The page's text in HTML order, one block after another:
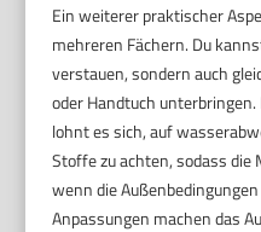
Ein weiterer praktischer
mehreren Fächern. Du
verstauen, sondern auch
oder Handtuch
lohnt es sich, auf
Stoffe zu achten, sodass die
wenn die
Anpassungen machen das